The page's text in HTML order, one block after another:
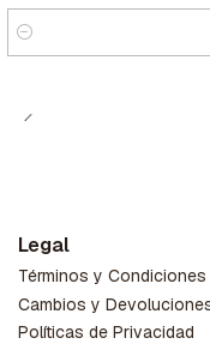
Cantidad
Legal
Términos y Condiciones
Cambios y
Políticas de Privacidad